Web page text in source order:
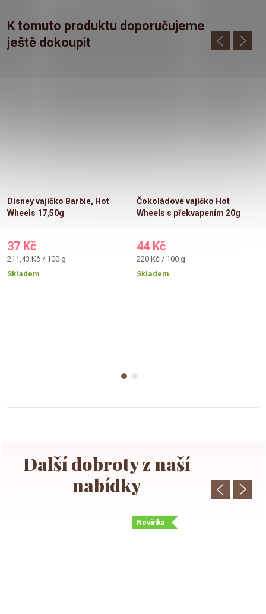
K tomuto produktu doporučujeme
ještě dokoupit
Disney vajíčko Barbie, Hot
Wheels 17,50g
37 Kč
Měrná
cena:
211,43 Kč / 100 g
Skladem
Čokoládové vajíčko Hot
Wheels s překvapením 20g
44 Kč
Měrná
cena:
220 Kč / 100 g
Skladem
Novinka